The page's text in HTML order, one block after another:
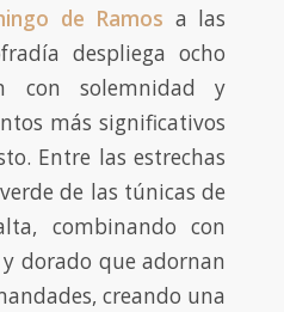
de Ramos a las
despliega ocho
con solemnidad y
más significativos
Entre las estrechas
de las túnicas de
combinando con
dorado que adornan
creando una